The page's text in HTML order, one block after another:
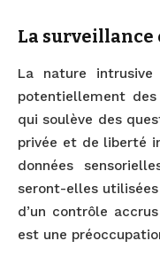
La surveillance
La nature
potentiellement des
qui soulève des
privée et de liberté
données
seront-elles utilisées
d’un contrôle
est une